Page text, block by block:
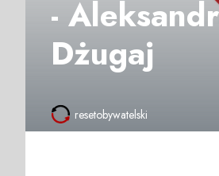
-
Dżugaj
resetobywatelski